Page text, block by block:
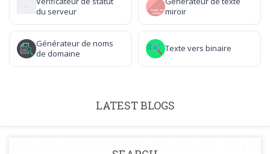
du serveur
miroir
Générateur de noms
de domaine
Texte vers binaire
LATEST BLOGS